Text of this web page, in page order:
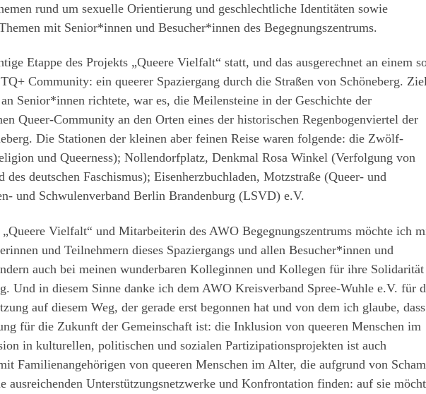
rund um sexuelle Orientierung und geschlechtliche Identitäten sowie
mit Senior*innen und Besucher*innen des Begegnungszentrums.
Etappe des Projekts „Queere Vielfalt“ statt, und das ausgerechnet an einem
Community: ein queerer Spaziergang durch die Straßen von Schöneberg.
Senior*innen richtete, war es, die Meilensteine in der Geschichte der
Queer-Community an den Orten eines der historischen Regenbogenviertel der
Die Stationen der kleinen aber feinen Reise waren folgende: die Zwölf-
und Queerness); Nollendorfplatz, Denkmal Rosa Winkel (Verfolgung von
des deutschen Faschismus); Eisenherzbuchladen, Motzstraße (Queer- und
und Schwulenverband Berlin Brandenburg (LSVD) e.V.
Vielfalt“ und Mitarbeiterin des AWO Begegnungszentrums möchte ich
und Teilnehmern dieses Spaziergangs und allen Besucher*innen und
auch bei meinen wunderbaren Kolleginnen und Kollegen für ihre Solidarität
Und in diesem Sinne danke ich dem AWO Kreisverband Spree-Wuhle e.V. für
auf diesem Weg, der gerade erst begonnen hat und von dem ich glaube,
für die Zukunft der Gemeinschaft ist: die Inklusion von queeren Menschen im
in kulturellen, politischen und sozialen Partizipationsprojekten ist auch
Familienangehörigen von queeren Menschen im Alter, die aufgrund von Scham
ausreichenden Unterstützungsnetzwerke und Konfrontation finden: auf sie